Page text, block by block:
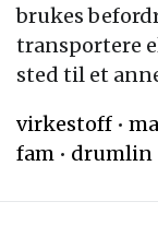
brukes
transportere
sted til et
virkestoff •
fam • drumlin